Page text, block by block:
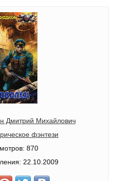
Дмитрий Михайлович
фэнтези
870
22.10.2009